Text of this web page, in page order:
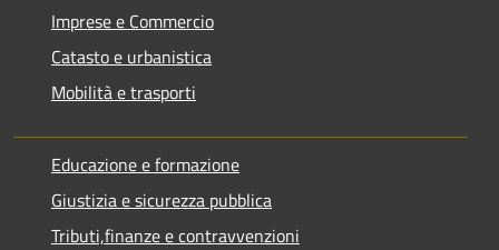
Imprese e Commercio
Catasto e urbanistica
Mobilità e trasporti
Educazione e formazione
Giustizia e sicurezza pubblica
Tributi,finanze e contravvenzioni